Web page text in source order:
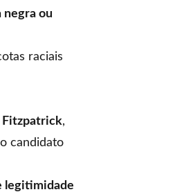
negra ou
raciais
Fitzpatrick,
candidato
legitimidade